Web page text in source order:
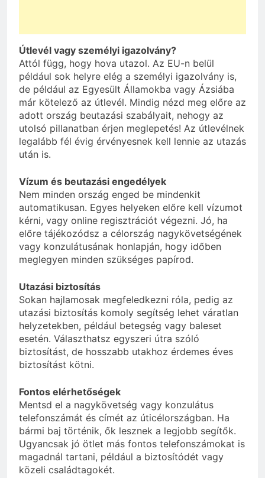
Útlevél vagy személyi igazolvány?
Attól függ, hogy hova utazol. Az EU-n belül
például sok helyre elég a személyi igazolvány is,
de például az Egyesült Államokba vagy Ázsiába
már kötelező az útlevél. Mindig nézd meg előre az
adott ország beutazási szabályait, nehogy az
utolsó pillanatban érjen meglepetés! Az útlevélnek
legalább fél évig érvényesnek kell lennie az utazás
után is.
Vízum és beutazási engedélyek
Nem minden ország enged be mindenkit
automatikusan. Egyes helyeken előre kell vízumot
kérni, vagy online regisztrációt végezni. Jó, ha
előre tájékozódsz a célország nagykövetségének
vagy konzulátusának honlapján, hogy időben
meglegyen minden szükséges papírod.
Utazási biztosítás
Sokan hajlamosak megfeledkezni róla, pedig az
utazási biztosítás komoly segítség lehet váratlan
helyzetekben, például betegség vagy baleset
esetén. Választhatsz egyszeri útra szóló
biztosítást, de hosszabb utakhoz érdemes éves
biztosítást kötni.
Fontos elérhetőségek
Mentsd el a nagykövetség vagy konzulátus
telefonszámát és címét az úticélországban. Ha
bármi baj történik, ők lesznek a legjobb segítők.
Ugyancsak jó ötlet más fontos telefonszámokat is
magadnál tartani, például a biztosítódét vagy
közeli családtagokét.